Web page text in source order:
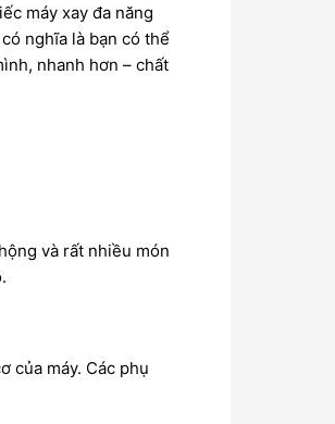
máy xay đa năng
nghĩa là bạn có thể
nhanh hơn – chất
và rất nhiều món
của máy. Các phụ